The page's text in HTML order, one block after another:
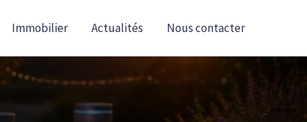
Immobilier Actualités Nous contacter